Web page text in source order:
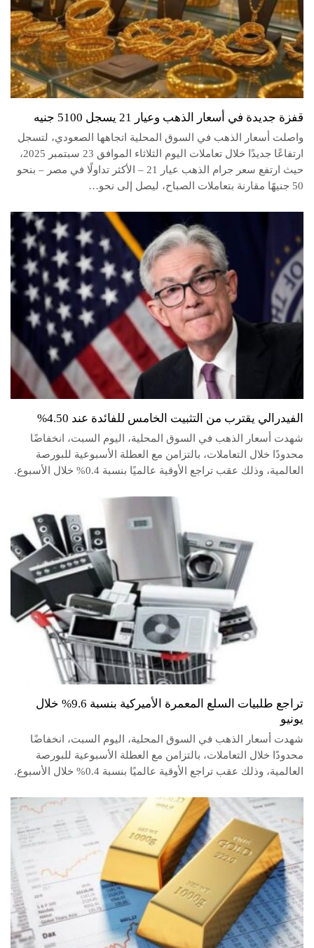
قفزة جديدة في أسعار الذهب وعيار 21 يسجل 5100 جنيه
واصلت أسعار الذهب في السوق المحلية اتجاهها الصعودي، لتسجل
ارتفاعًا جديدًا خلال تعاملات اليوم الثلاثاء الموافق 23 سبتمبر 2025،
حيث ارتفع سعر جرام الذهب عيار 21 – الأكثر تداولًا في مصر – بنحو
50 جنيهًا مقارنة بتعاملات الصباح، ليصل إلى نحو…
الفيدرالي يقترب من التثبيت الخامس للفائدة عند 4.50%
شهدت أسعار الذهب في السوق المحلية، اليوم السبت، انخفاضًا
محدودًا خلال التعاملات، بالتزامن مع العطلة الأسبوعية للبورصة
العالمية، وذلك عقب تراجع الأوقية عالميًا بنسبة 0.4% خلال الأسبوع.
تراجع طلبيات السلع المعمرة الأميركية بنسبة 9.6% خلال
يونيو
شهدت أسعار الذهب في السوق المحلية، اليوم السبت، انخفاضًا
محدودًا خلال التعاملات، بالتزامن مع العطلة الأسبوعية للبورصة
العالمية، وذلك عقب تراجع الأوقية عالميًا بنسبة 0.4% خلال الأسبوع.